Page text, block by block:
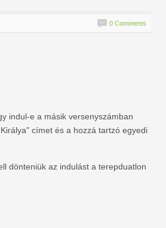
0 Comments
indul-e a másik versenyszámban
címet és a hozzá tartzó egyedi
dönteniük az indulást a terepduatlon